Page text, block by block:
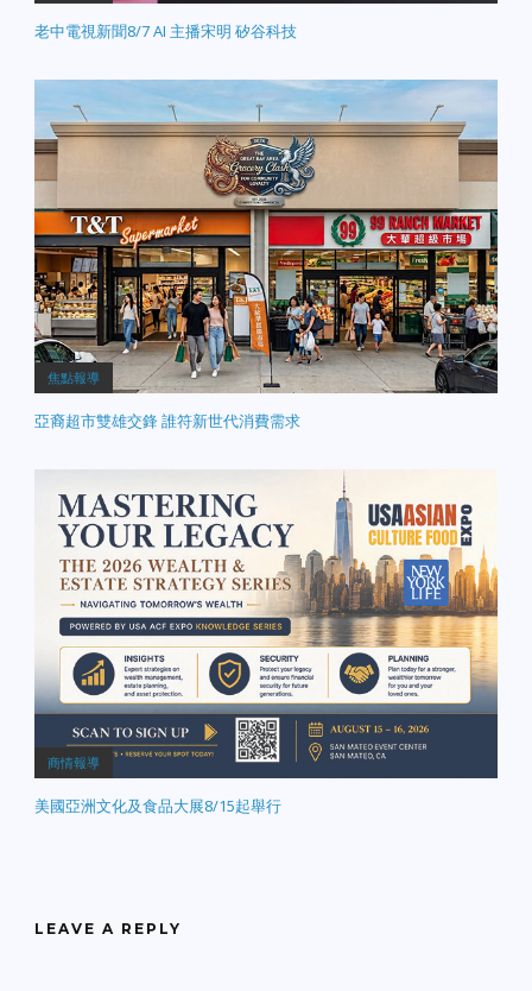
老中電視新聞8/7 AI 主播宋明 矽谷科技
焦點報導
亞裔超市雙雄交鋒 誰符新世代消費需求
商情報導
美國亞洲文化及食品大展8/15起舉行
LEAVE A REPLY